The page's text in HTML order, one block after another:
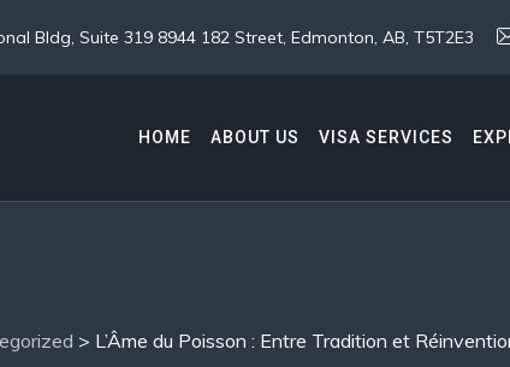
Bldg, Suite 319 8944 182 Street, Edmonton, AB, T5T2E3
HOME ABOUT US VISA SERVICES
> L’Âme du Poisson : Entre Tradition et